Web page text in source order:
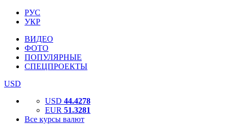
РУС
УКР
ВИДЕО
ФОТО
ПОПУЛЯРНЫЕ
СПЕЦПРОЕКТЫ
USD
USD 44.4278
EUR 51.3281
Все курсы валют